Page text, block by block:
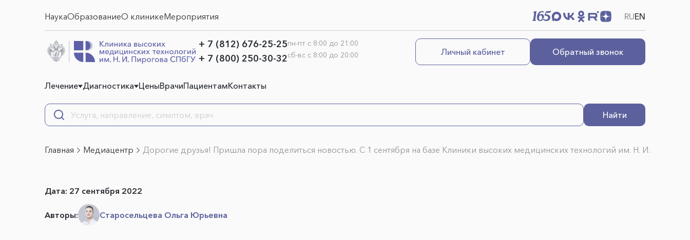
НаукаОбразованиеО клиникеМероприятия RUEN
+ 7 (812) 676-25-25
+ 7 (800) 250-30-32
пн-пт с 8:00 до 21:00
сб-вс с 8:00 до 20:00
Обратный звонок
Личный кабинет
Лечение Диагностика ЦеныВрачиПациентамКонтакты
Найти
Главная Медиацентр Дорогие друзья! Пришла пора поделиться новостью. С 1 сентября на базе Клиники высоких медицинских технологий им. Н. И.
Дата: 27 сентября 2022
Авторы: Старосельцева Ольга Юрьевна